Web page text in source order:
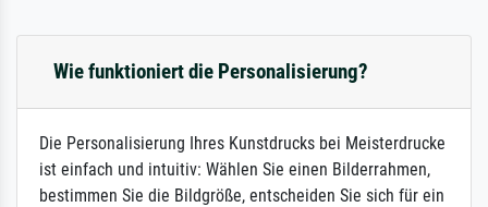
Wie funktioniert die Personalisierung?
Die Personalisierung Ihres Kunstdrucks bei Meisterdrucke
ist einfach und intuitiv: Wählen Sie einen Bilderrahmen,
bestimmen Sie die Bildgröße, entscheiden Sie sich für ein